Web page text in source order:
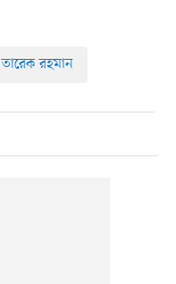
তারেক রহমান